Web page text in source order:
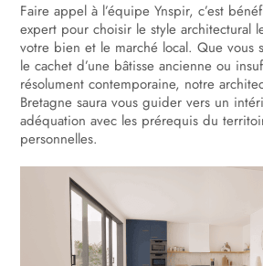
Faire appel à l’équipe Ynspir, c’est
expert pour choisir le style architectural
votre bien et le marché local. Que vous
le cachet d’une bâtisse ancienne ou
résolument contemporaine, notre
Bretagne saura vous guider vers un
adéquation avec les prérequis du
personnelles.